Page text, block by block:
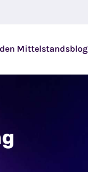
Mittelstandsblog